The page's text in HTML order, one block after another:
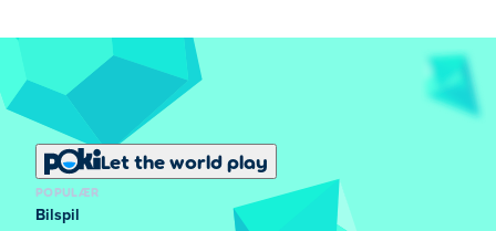
Let the world play
POPULÆR
Bilspil